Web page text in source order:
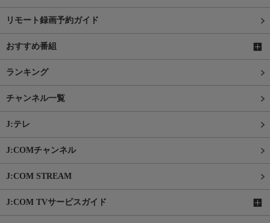
リモート録画予約ガイド
おすすめ番組
ランキング
チャンネル一覧
J:テレ
J:COMチャンネル
J:COM STREAM
J:COM TVサービスガイド